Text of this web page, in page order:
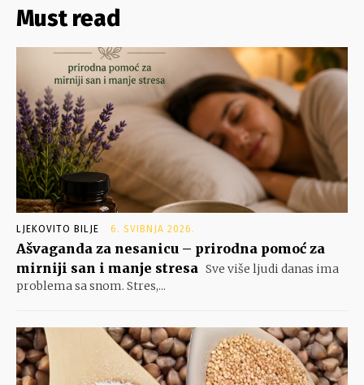
Must read
LJEKOVITO BILJE 6. SVIBNJA 2026.
Ašvaganda za nesanicu – prirodna pomoć za
mirniji san i manje stresa Sve više ljudi danas ima
problema sa snom. Stres,...